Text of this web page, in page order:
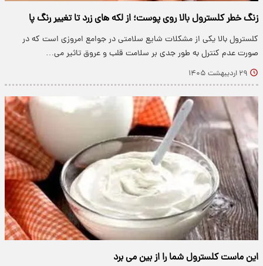
زنگ خطر کلسترول بالا روی پوست؛ از لکه های زرد تا تغییر رنگ پا
کلسترول بالا یکی از مشکلات شایع سلامتی در جوامع امروزی است که در
صورت عدم کنترل به طور جدی بر سلامت قلب و عروق تاثیر می…
۲۹ اردیبهشت ۱۴۰۵
این ماست کلسترول شما را از بین می برد